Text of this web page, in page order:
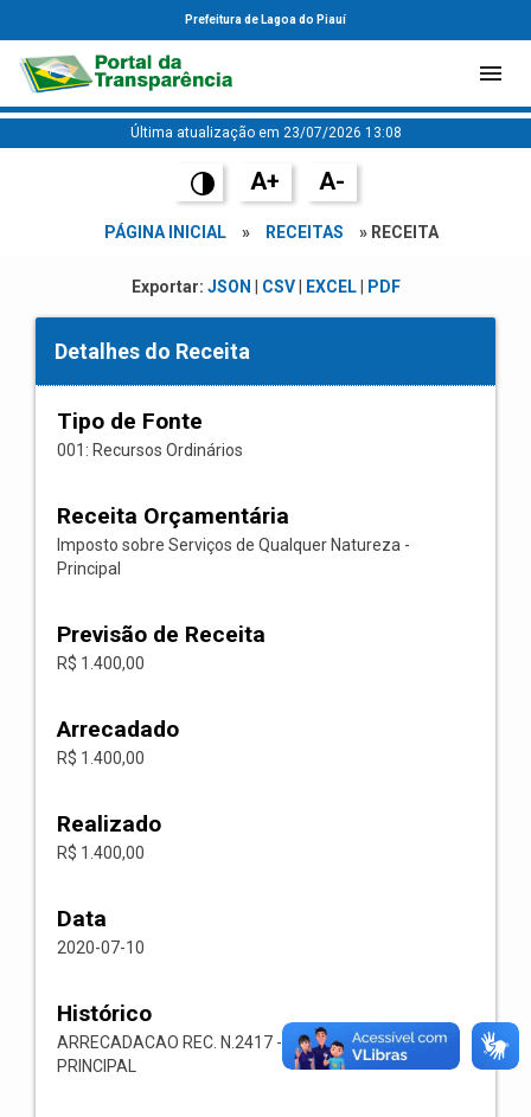
Prefeitura de Lagoa do Piauí
Última atualização em 23/07/2026 13:08
A+ A-
PÁGINA INICIAL » RECEITAS » RECEITA
Exportar: JSON CSV| EXCEL| PDF
Detalhes do Receita
Tipo de Fonte
001: Recursos Ordinários
Receita Orçamentária
Imposto sobre Serviços de Qualquer Natureza -
Principal
Previsão de Receita
R$ 1.400,00
Arrecadado
R$ 1.400,00
Realizado
R$ 1.400,00
Data
2020-07-10
Histórico
ARRECADACAO REC. N.2417 -- 1118.02.3.1.00-ISS-
PRINCIPAL